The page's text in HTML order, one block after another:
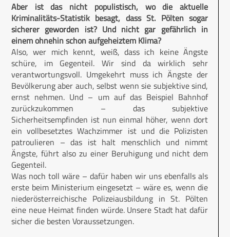
Aber ist das nicht populistisch, wo die aktuelle
Kriminalitäts-Statistik besagt, dass St. Pölten sogar
sicherer geworden ist? Und nicht gar gefährlich in
einem ohnehin schon aufgeheiztem Klima?
Also, wer mich kennt, weiß, dass ich keine Ängste
schüre, im Gegenteil. Wir sind da wirklich sehr
verantwortungsvoll. Umgekehrt muss ich Ängste der
Bevölkerung aber auch, selbst wenn sie subjektive sind,
ernst nehmen. Und – um auf das Beispiel Bahnhof
zurückzukommen – das subjektive
Sicherheitsempfinden ist nun einmal höher, wenn dort
ein vollbesetztes Wachzimmer ist und die Polizisten
patroulieren – das ist halt menschlich und nimmt
Ängste, führt also zu einer Beruhigung und nicht dem
Gegenteil.
Was noch toll wäre – dafür haben wir uns ebenfalls als
erste beim Ministerium eingesetzt – wäre es, wenn die
niederösterreichische Polizeiausbildung in St. Pölten
eine neue Heimat finden würde. Unsere Stadt hat dafür
sicher die besten Voraussetzungen.